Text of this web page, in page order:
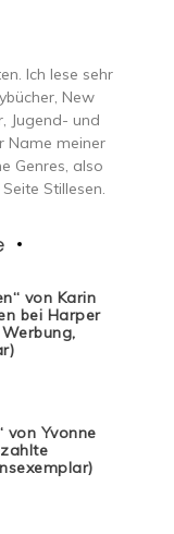
Ich lese sehr
New
Jugend- und
Name meiner
Genres, also
Stillesen.
von Karin
bei Harper
von Yvonne